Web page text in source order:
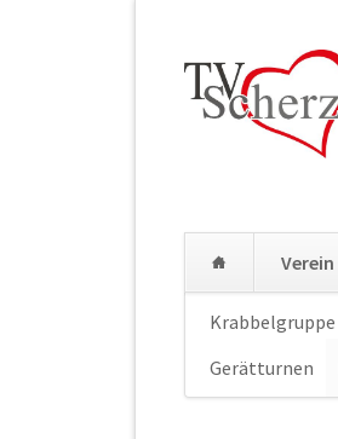
Verein
überspringen
Krabbelgruppe
Gerätturnen